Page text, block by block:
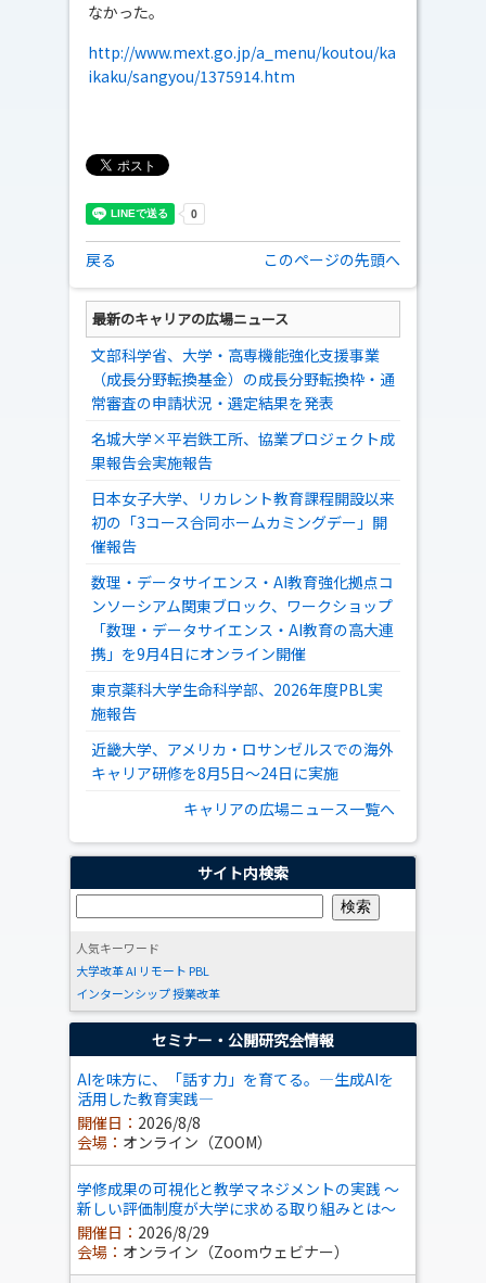
なかった。
http://www.mext.go.jp/a_menu/koutou/ka
ikaku/sangyou/1375914.htm
戻る このページの先頭へ
最新のキャリアの広場ニュース
文部科学省、大学・高専機能強化支援事業
（成長分野転換基金）の成長分野転換枠・通
常審査の申請状況・選定結果を発表
名城大学×平岩鉄工所、協業プロジェクト成
果報告会実施報告
日本女子大学、リカレント教育課程開設以来
初の「3コース合同ホームカミングデー」開
催報告
数理・データサイエンス・AI教育強化拠点コ
ンソーシアム関東ブロック、ワークショップ
「数理・データサイエンス・AI教育の高大連
携」を9月4日にオンライン開催
東京薬科大学生命科学部、2026年度PBL実
施報告
近畿大学、アメリカ・ロサンゼルスでの海外
キャリア研修を8月5日～24日に実施
キャリアの広場ニュース一覧へ
サイト内検索
人気キーワード
大学改革AI リモート PBL
インターンシップ授業改革
セミナー・公開研究会情報
AIを味方に、「話す力」を育てる。―生成AIを
活用した教育実践―
開催日： 2026/8/8
会場： オンライン（ZOOM）
学修成果の可視化と教学マネジメントの実践 ～
新しい評価制度が大学に求める取り組みとは～
開催日： 2026/8/29
会場： オンライン（Zoomウェビナー）